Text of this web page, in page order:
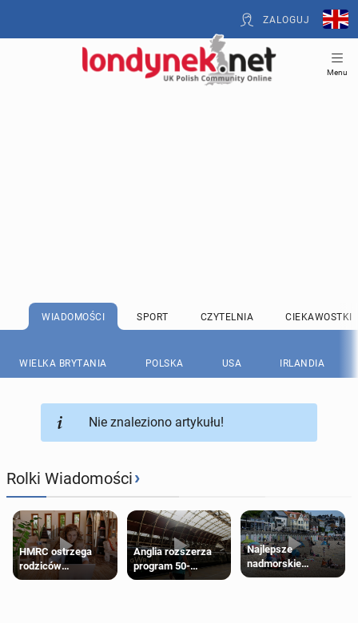
ZALOGUJ
Menu
WIADOMOŚCI SPORT CZYTELNIA CIEKAWOSTKI
WIELKA BRYTANIA POLSKA USA IRLANDIA
Nie znaleziono artykułu!
Rolki Wiadomości›
HMRC ostrzega
rodziców
pobierających Child
Anglia rozszerza
program 50-
procentowych
Najlepsze
nadmorskie
miasteczko blisko